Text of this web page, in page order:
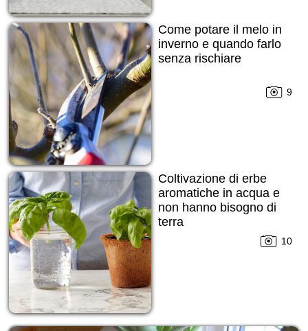
Come potare il melo in
inverno e quando farlo
senza rischiare
9
Coltivazione di erbe
aromatiche in acqua e
non hanno bisogno di
terra
10